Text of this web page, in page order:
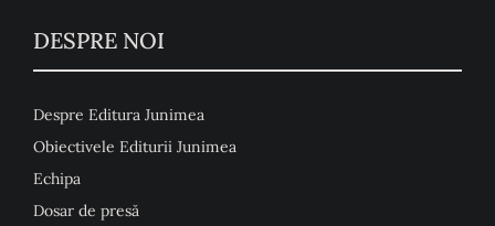
DESPRE NOI
Despre Editura Junimea
Obiectivele Editurii Junimea
Echipa
Dosar de presă